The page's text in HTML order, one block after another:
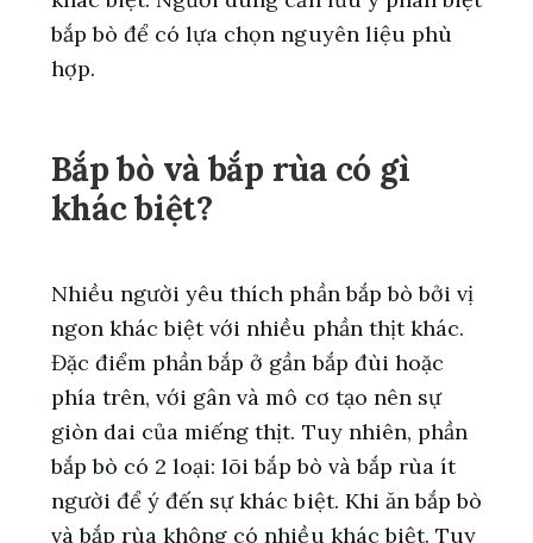
bắp bò để có lựa chọn nguyên liệu phù
hợp.
Bắp bò và bắp rùa có gì
khác biệt?
Nhiều người yêu thích phần bắp bò bởi vị
ngon khác biệt với nhiều phần thịt khác.
Đặc điểm phần bắp ở gần bắp đùi hoặc
phía trên, với gân và mô cơ tạo nên sự
giòn dai của miếng thịt. Tuy nhiên, phần
bắp bò có 2 loại: lõi bắp bò và bắp rùa ít
người để ý đến sự khác biệt. Khi ăn bắp bò
và bắp rùa không có nhiều khác biệt. Tuy